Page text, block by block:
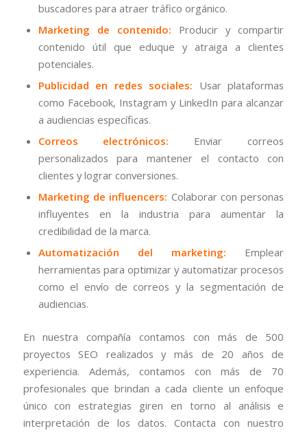
buscadores para atraer tráfico orgánico.
Marketing de contenido: Producir y compartir
contenido útil que eduque y atraiga a clientes
potenciales.
Publicidad en redes sociales: Usar plataformas
como Facebook, Instagram y LinkedIn para alcanzar
a audiencias específicas.
Correos electrónicos: Enviar correos
personalizados para mantener el contacto con
clientes y lograr conversiones.
Marketing de influencers: Colaborar con personas
influyentes en la industria para aumentar la
credibilidad de la marca.
Automatización del marketing: Emplear
herramientas para optimizar y automatizar procesos
como el envío de correos y la segmentación de
audiencias.
En nuestra compañía contamos con más de 500
proyectos SEO realizados y más de 20 años de
experiencia. Además, contamos con más de 70
profesionales que brindan a cada cliente un enfoque
único con estrategias giren en torno al análisis e
interpretación de los datos. Contacta con nuestro